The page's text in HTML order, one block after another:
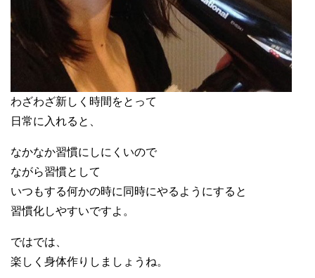
わざわざ新しく時間をとって
日常に入れると、
なかなか習慣にしにくいので
ながら習慣として
いつもする何かの時に同時にやるようにすると
習慣化しやすいですよ。
ではでは、
楽しく身体作りしましょうね。